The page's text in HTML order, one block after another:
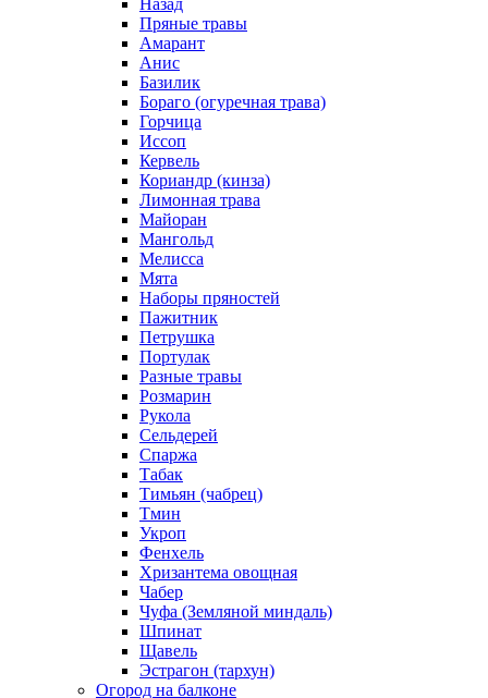
Назад
Пряные травы
Амарант
Анис
Базилик
Бораго (огуречная трава)
Горчица
Иссоп
Кервель
Кориандр (кинза)
Лимонная трава
Майоран
Мангольд
Мелисса
Мята
Наборы пряностей
Пажитник
Петрушка
Портулак
Разные травы
Розмарин
Рукола
Сельдерей
Спаржа
Табак
Тимьян (чабрец)
Тмин
Укроп
Фенхель
Хризантема овощная
Чабер
Чуфа (Земляной миндаль)
Шпинат
Щавель
Эстрагон (тархун)
Огород на балконе